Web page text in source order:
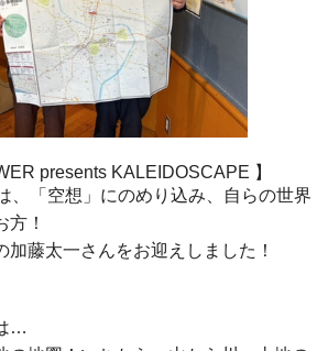
presents KALEIDOSCAPE 】
、「空想」にのめり込み、自らの世界
方！
加藤太一さんをお迎えしました！
…